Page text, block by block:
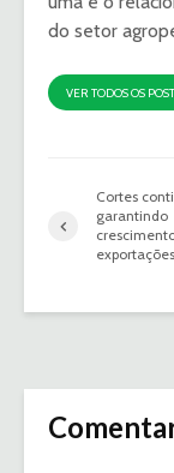
do setor
VER TODOS OS
Cortes
garantindo